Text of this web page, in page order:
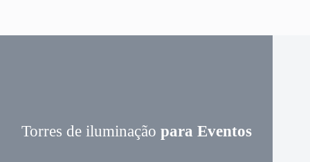
Torres de iluminação para Eventos